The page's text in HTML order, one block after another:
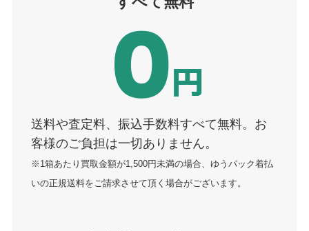
送料や査定料、振込手数料すべて無料。お
客様のご負担は一切ありません。
※1箱あたり買取金額が1,500円未満の場合、ゆうパック着払
いの正規送料をご請求させて頂く場合がございます。